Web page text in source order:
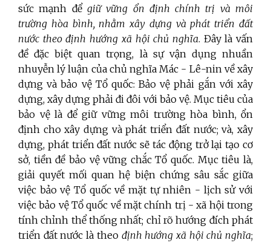
sức mạnh để giữ vững ổn định chính trị và môi
trường hòa bình, nhằm xây dựng và phát triển đất
nước theo định hướng xã hội chủ nghĩa. Đây là vấn
đề đặc biệt quan trọng, là sự vận dụng nhuần
nhuyễn lý luận của chủ nghĩa Mác - Lê-nin về xây
dựng và bảo vệ Tổ quốc: Bảo vệ phải gắn với xây
dựng, xây dựng phải đi đôi với bảo vệ. Mục tiêu của
bảo vệ là để giữ vững môi trường hòa bình, ổn
định cho xây dựng và phát triển đất nước; và, xây
dựng, phát triển đất nước sẽ tác động trở lại tạo cơ
sở, tiền đề bảo vệ vững chắc Tổ quốc. Mục tiêu là,
giải quyết mối quan hệ biện chứng sâu sắc giữa
việc bảo vệ Tổ quốc về mặt tự nhiên - lịch sử với
việc bảo vệ Tổ quốc về mặt chính trị - xã hội trong
tính chỉnh thể thống nhất; chỉ rõ hướng đích phát
triển đất nước là theo định hướng xã hội chủ nghĩa;